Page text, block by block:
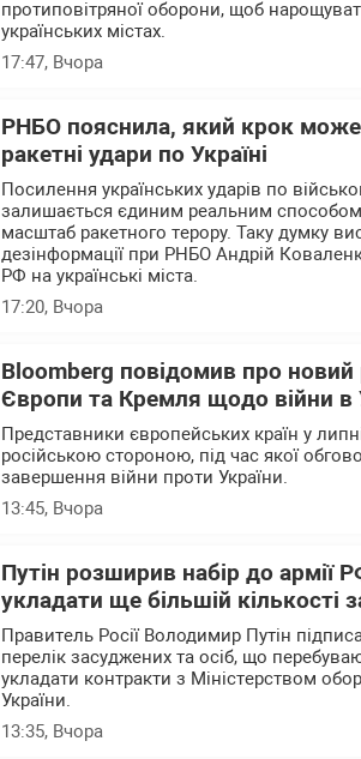
протиповітряної оборони, щоб
українських містах.
17:47, Вчора
РНБО пояснила, який крок
ракетні удари по Україні
Посилення українських ударів по
залишається єдиним реальним
масштаб ракетного терору. Таку думку
дезінформації при РНБО Андрій
РФ на українські міста.
17:20, Вчора
Bloomberg повідомив про новий
Європи та Кремля щодо війни в
Представники європейських країн у
російською стороною, під час якої
завершення війни проти України.
13:45, Вчора
Путін розширив набір до армії
укладати ще більшій кількості
Правитель Росії Володимир Путін
перелік засуджених та осіб, що
укладати контракти з Міністерством
України.
13:35, Вчора